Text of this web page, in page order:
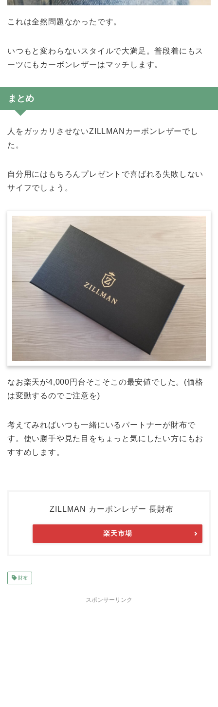
これは全然問題なかったです。
いつもと変わらないスタイルで大満足。普段着にもス
ーツにもカーボンレザーはマッチします。
まとめ
人をガッカリさせないZILLMANカーボンレザーでし
た。
自分用にはもちろんプレゼントで喜ばれる失敗しない
サイフでしょう。
なお楽天が4,000円台そこそこの最安値でした。(価格
は変動するのでご注意を)
考えてみればいつも一緒にいるパートナーが財布で
す。使い勝手や見た目をちょっと気にしたい方にもお
すすめします。
ZILLMAN カーボンレザー 長財布
楽天市場
財布
スポンサーリンク